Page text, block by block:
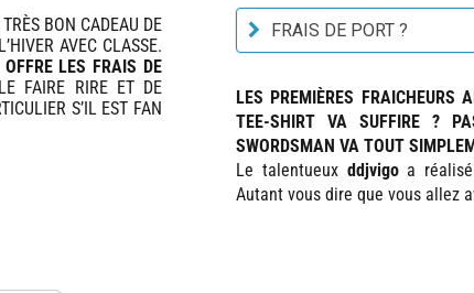
TRÈS BON CADEAU DE
AVEC CLASSE.
OFFRE LES FRAIS DE
FAIRE RIRE ET DE
S’IL EST FAN
FRAIS DE PORT ?
LES PREMIÈRES FRAICHEURS
TEE-SHIRT VA SUFFIRE ?
SWORDSMAN VA TOUT
Le talentueux ddjvigoa réalisé
Autant vous dire que vous allez